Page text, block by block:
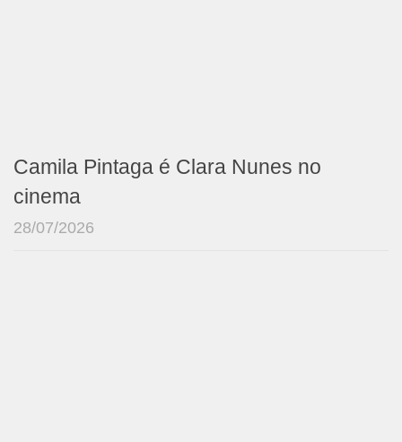
Camila Pintaga é Clara Nunes no
cinema
28/07/2026